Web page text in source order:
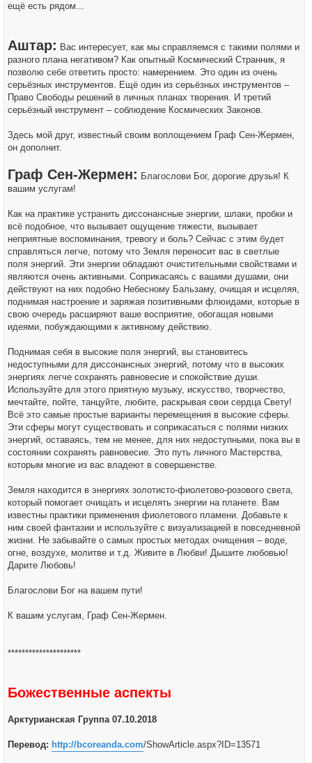
ещё есть рядом...
Аштар: Вас интересует, как мы справляемся с такими полями и
разного плана негативом? Как опытный Космический Странник, я
позволю себе ответить просто: намерением. Это один из очень
серьёзных инструментов. Ещё один из серьёзных инструментов –
Право Свободы решений в личных планах творения. И третий
серьёзный инструмент – соблюдение Космических Законов.
Здесь мой друг, известный своим воплощением Граф Сен-Жермен,
он дополнит.
Граф Сен-Жермен: Благослови Бог, дорогие друзья! К
вашим услугам!
Как на практике устранить диссонансные энергии, шлаки, пробки и
всё подобное, что вызывает ощущение тяжести, вызывает
неприятные воспоминания, тревогу и боль? Сейчас с этим будет
справляться легче, потому что Земля переносит вас в светлые
поля энергий. Эти энергии обладают очистительными свойствами и
являются очень активными. Соприкасаясь с вашими душами, они
действуют на них подобно Небесному Бальзаму, очищая и исцеляя,
поднимая настроение и заряжая позитивными флюидами, которые в
свою очередь расширяют ваше восприятие, обогащая новыми
идеями, побуждающими к активному действию.
Поднимая себя в высокие поля энергий, вы становитесь
недоступными для диссонансных энергий, потому что в высоких
энергиях легче сохранять равновесие и спокойствие души.
Используйте для этого приятную музыку, искусство, творчество,
мечтайте, пойте, танцуйте, любите, раскрывая свои сердца Свету!
Всё это самые простые варианты перемещения в высокие сферы.
Эти сферы могут существовать и соприкасаться с полями низких
энергий, оставаясь, тем не менее, для них недоступными, пока вы в
состоянии сохранять равновесие. Это путь личного Мастерства,
которым многие из вас владеют в совершенстве.
Земля находится в энергиях золотисто-фиолетово-розового света,
который помогает очищать и исцелять энергии на планете. Вам
известны практики применения фиолетового пламени. Добавьте к
ним своей фантазии и используйте с визуализацией в повседневной
жизни. Не забывайте о самых простых методах очищения – воде,
огне, воздухе, молитве и т.д. Живите в Любви! Дышите любовью!
Дарите Любовь!
Благослови Бог на вашем пути!
К вашим услугам, Граф Сен-Жермен.
*********************
Божественные аспекты
Арктурианская Группа 07.10.2018
Перевод: http://bcoreanda.com/ShowArticle.aspx?ID=13571